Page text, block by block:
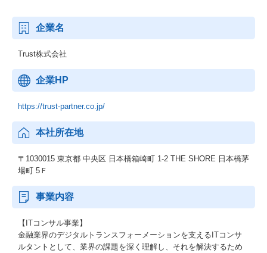
企業名
Trust株式会社
企業HP
https://trust-partner.co.jp/
本社所在地
〒1030015 東京都 中央区 日本橋箱崎町 1-2 THE SHORE 日本橋茅
場町 5Ｆ
事業内容
【ITコンサル事業】
金融業界のデジタルトランスフォーメーションを支えるITコンサ
ルタントとして、業界の課題を深く理解し、それを解決するため